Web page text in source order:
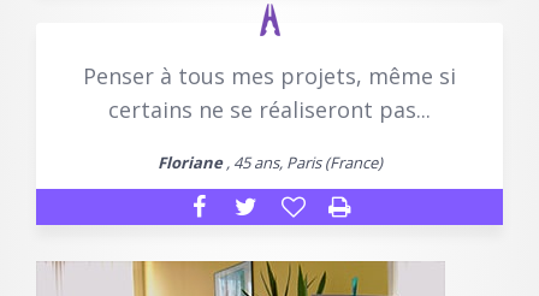
Penser à tous mes projets, même si
certains ne se réaliseront pas...
Floriane, 45 ans, Paris (France)